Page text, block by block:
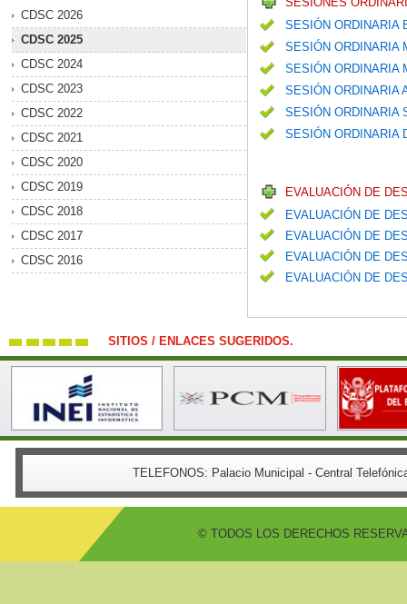
CDSC 2026
CDSC 2025
CDSC 2024
CDSC 2023
CDSC 2022
CDSC 2021
CDSC 2020
CDSC 2019
CDSC 2018
CDSC 2017
CDSC 2016
SESIÓN ORDINARIA
SESIÓN ORDINARIA
SESIÓN ORDINARIA
SESIÓN ORDINARIA
SESIÓN ORDINARIA
SESIÓN ORDINARIA
EVALUACIÓN DE
EVALUACIÓN DE
EVALUACIÓN DE
EVALUACIÓN DE
EVALUACIÓN DE
SITIOS / ENLACES SUGERIDOS.
TELEFONOS: Palacio Municipal - Central
© TODOS LOS DERECHOS